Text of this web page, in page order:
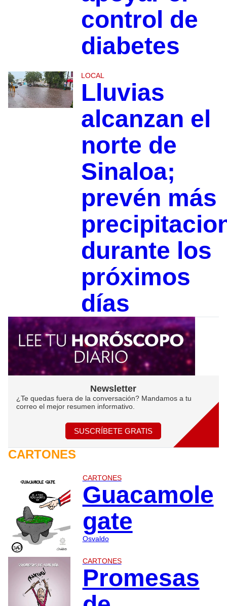
control de
diabetes
LOCAL
Lluvias
alcanzan el
norte de
Sinaloa;
prevén más
durante los
próximos
días
Newsletter
¿Te quedas fuera de la conversación? Mandamos a tu
correo el mejor resumen informativo.
SUSCRÍBETE GRATIS
CARTONES
CARTONES
Guacamole
gate
Osvaldo
CARTONES
Promesas